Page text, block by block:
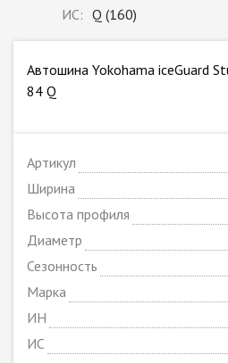
ИС: Q (160)
Автошина Yokohama iceGuard
84 Q
Артикул
Ширина
Высота профиля
Диаметр
Сезонность
Марка
ИН
ИС